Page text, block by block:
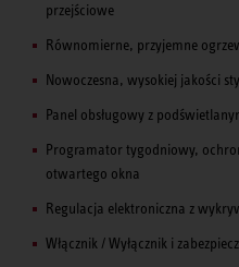
przejściowe
Równomierne, przyjemne
Nowoczesna, wysokiej jakości
Panel obsługowy z
Programator tygodniowy,
otwartego okna
Regulacja elektroniczna z
Włącznik / Wyłącznik i